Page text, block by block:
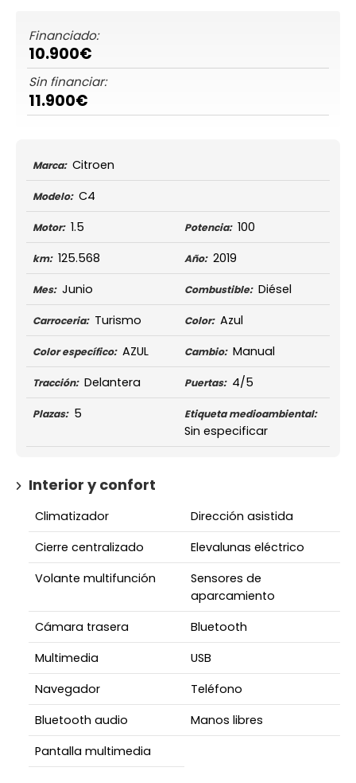
Financiado:
10.900€
Sin financiar:
11.900€
Marca: Citroen
Modelo: C4
Motor: 1.5 Potencia: 100
km: 125.568 Año: 2019
Mes: Junio Combustible: Diésel
Carroceria: Turismo Color: Azul
Color específico: AZUL Cambio: Manual
Tracción: Delantera Puertas: 4/5
Plazas: 5 Etiqueta medioambiental:
Sin especificar
Interior y confort
Climatizador
Dirección asistida
Cierre centralizado
Elevalunas eléctrico
Volante multifunción
Sensores de
aparcamiento
Cámara trasera
Bluetooth
Multimedia
USB
Navegador
Teléfono
Bluetooth audio
Manos libres
Pantalla multimedia